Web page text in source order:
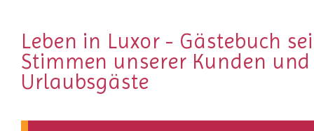
Leben in Luxor - Gästebuch
Stimmen unserer Kunden und
Urlaubsgäste